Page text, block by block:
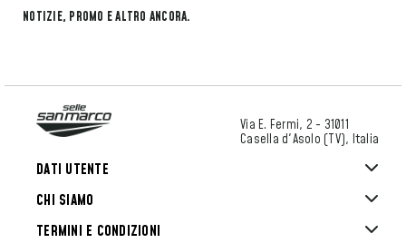
NOTIZIE, PROMO E ALTRO ANCORA.
CHI SIAMO
DATI UTENTE
TERMINI E CONDIZIONI
Via E. Fermi, 2 - 31011
Casella d'Asolo (TV), Italia